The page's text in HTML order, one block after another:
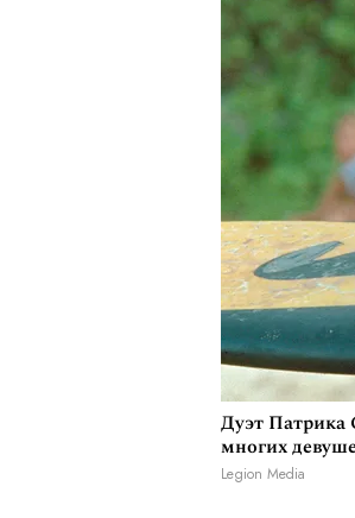
Дуэт Патрика
многих
Legion Media